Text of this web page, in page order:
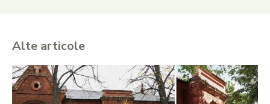
Alte articole